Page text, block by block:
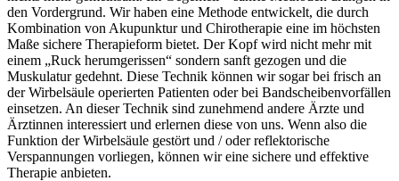
den Vordergrund. Wir haben eine Methode entwickelt, die durch
Kombination von Akupunktur und Chirotherapie eine im höchsten
Maße sichere Therapieform bietet. Der Kopf wird nicht mehr mit
einem „Ruck herumgerissen“ sondern sanft gezogen und die
Muskulatur gedehnt. Diese Technik können wir sogar bei frisch an
der Wirbelsäule operierten Patienten oder bei Bandscheibenvorfällen
einsetzen. An dieser Technik sind zunehmend andere Ärzte und
Ärztinnen interessiert und erlernen diese von uns. Wenn also die
Funktion der Wirbelsäule gestört und / oder reflektorische
Verspannungen vorliegen, können wir eine sichere und effektive
Therapie anbieten.